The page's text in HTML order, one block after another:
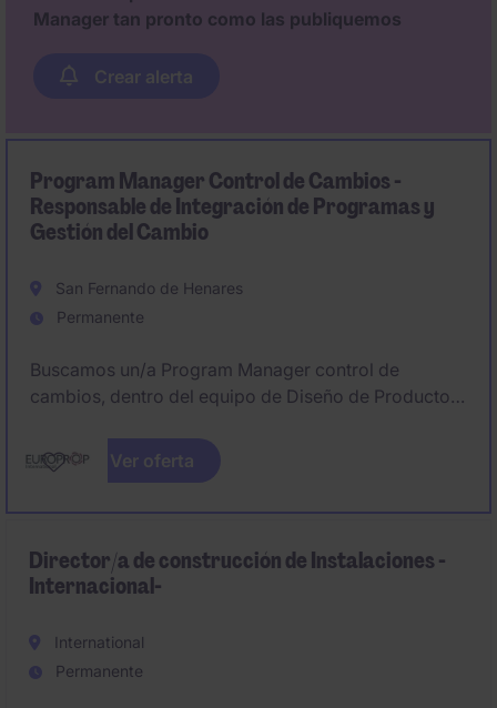
Manager tan pronto como las publiquemos
Crear alerta
Program Manager Control de Cambios -
Responsable de Integración de Programas y
Gestión del Cambio
San Fernando de Henares
Permanente
Buscamos un/a Program Manager control de
cambios, dentro del equipo de Diseño de Producto,
integración de todos los proyectos relacionados con
cambios de diseño del motor TP400. Este puesto
externos.
Ver oferta
Director/a de construcción de Instalaciones -
Internacional-
International
Permanente